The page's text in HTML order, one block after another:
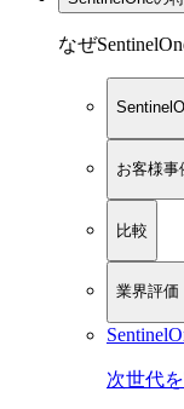
なぜ
お客様事
比較
業界評価
次世代